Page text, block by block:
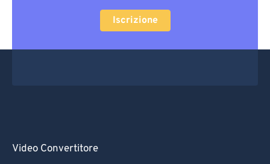
Iscrizione
Video Convertitore